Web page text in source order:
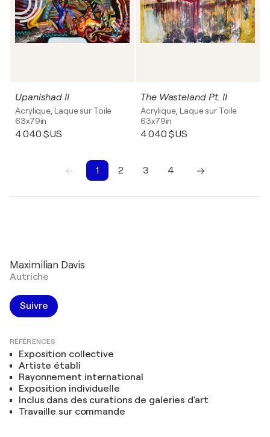
Upanishad II
Acrylique, Laque sur Toile
63x79in
4 040 $US
The Wasteland Pt. II
Acrylique, Laque sur Toile
63x79in
4 040 $US
1 2 3
4
Maximilian Davis
Autriche
Suivre
RÉFÉRENCES
Exposition collective
Artiste établi
Rayonnement international
Exposition individuelle
Inclus dans des curations de galeries d'art
Travaille sur commande